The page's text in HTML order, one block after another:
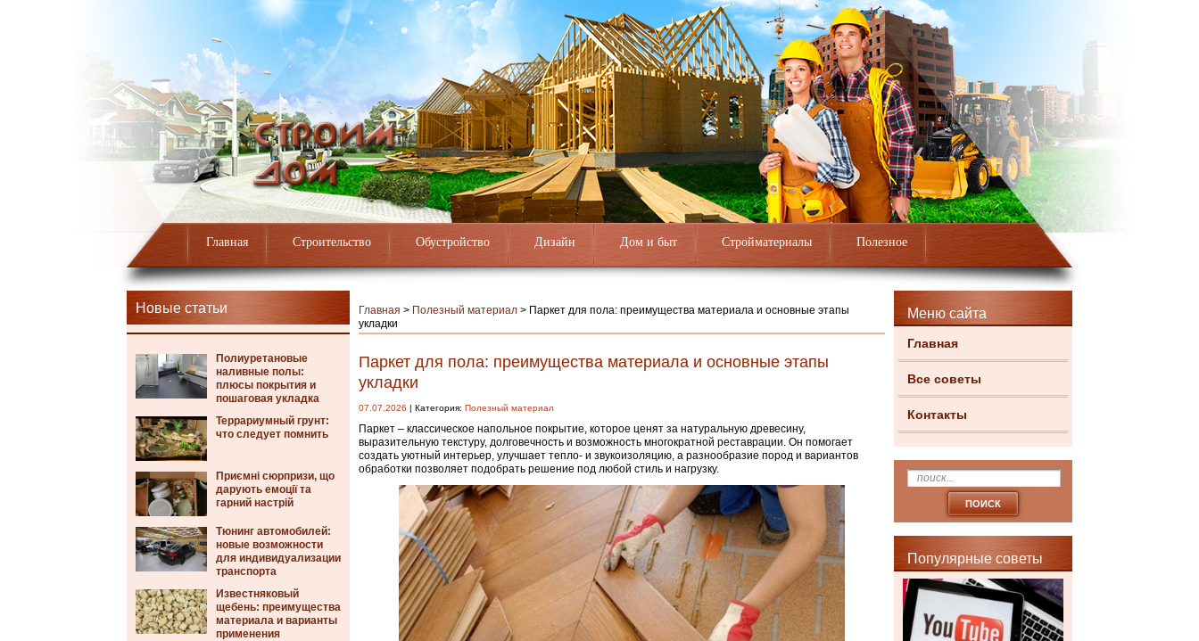
Главная Строительство Обустройство Дизайн Дом и быт Стройматериалы Полезное
Новые статьи
Полиуретановые
наливные полы:
плюсы покрытия и
пошаговая укладка
Террариумный грунт:
что следует помнить
Приємні сюрпризи, що
дарують емоції та
гарний настрій
Тюнинг автомобилей:
новые возможности
для индивидуализации
транспорта
Известняковый
щебень: преимущества
материала и варианты
применения
Меню сайта
Главная
Все советы
Контакты
Популярные советы
Главная > Полезный материал > Паркет для пола: преимущества материала и основные этапы
укладки
Паркет для пола: преимущества материала и основные этапы
укладки
07.07.2026 | Категория: Полезный материал
Паркет – классическое напольное покрытие, которое ценят за натуральную древесину,
выразительную текстуру, долговечность и возможность многократной реставрации. Он помогает
создать уютный интерьер, улучшает тепло- и звукоизоляцию, а разнообразие пород и вариантов
обработки позволяет подобрать решение под любой стиль и нагрузку.